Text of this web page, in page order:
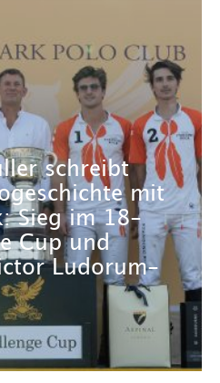
schreibt
mit
Sieg im 18-
Cup und
Ludorum-